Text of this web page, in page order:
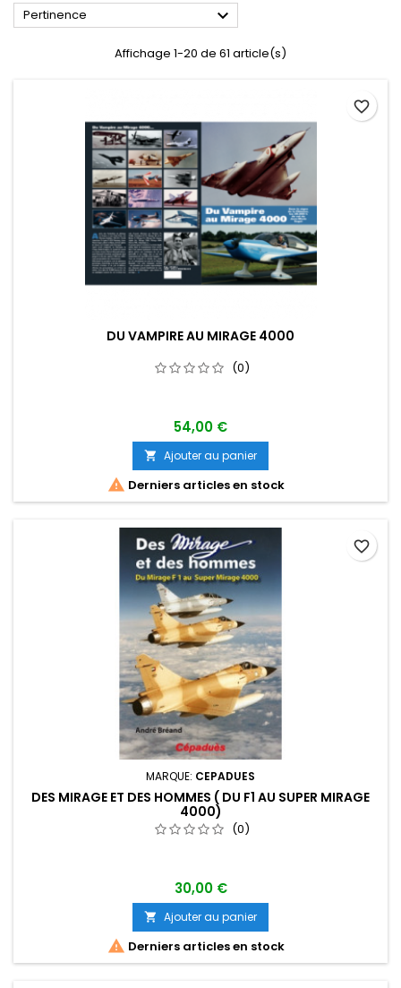
Pertinence 
Affichage 1-20 de 61 article(s)
DU VAMPIRE AU MIRAGE 4000
(0)
54,00 €
 Ajouter au panier
 Derniers articles en stock
favorite_border
MARQUE: CEPADUES
DES MIRAGE ET DES HOMMES ( DU F1 AU SUPER MIRAGE
4000)
(0)
30,00 €
 Ajouter au panier
 Derniers articles en stock
favorite_border